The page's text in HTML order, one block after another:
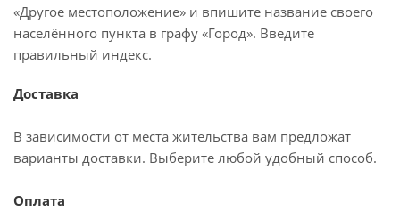
«Другое местоположение» и впишите название своего
населённого пункта в графу «Город». Введите
правильный индекс.
Доставка
В зависимости от места жительства вам предложат
варианты доставки. Выберите любой удобный способ.
Оплата